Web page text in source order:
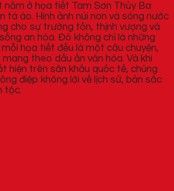
nằm ở họa tiết Tam Sơn Thủy Ba
tà áo. Hình ảnh núi non và sóng nước
cho sự trường tồn, thịnh vượng và
an hòa. Đó không chỉ là những
họa tiết đều là một câu chuyện,
theo dấu ấn văn hóa. Và khi
hiện trên sân khấu quốc tế, chúng
điệp không lời về lịch sử, bản sắc
tộc.